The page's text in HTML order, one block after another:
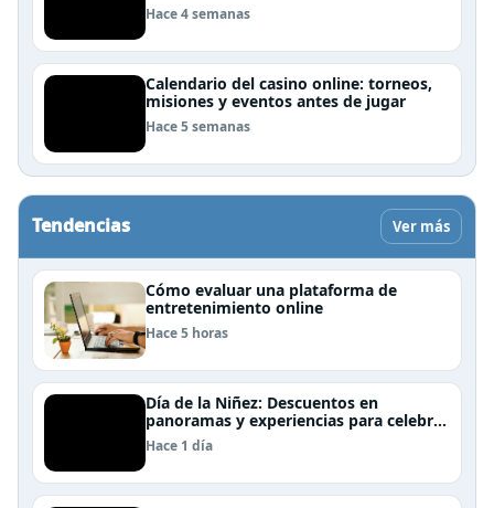
Hace 4 semanas
Calendario del casino online: torneos,
misiones y eventos antes de jugar
Hace 5 semanas
Tendencias Ver más
Cómo evaluar una plataforma de
entretenimiento online
Hace 5 horas
Día de la Niñez: Descuentos en
panoramas y experiencias para celebrar
en familia
Hace 1 día